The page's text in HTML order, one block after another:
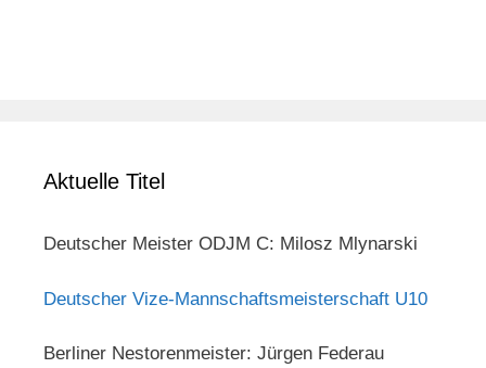
Aktuelle Titel
Deutscher Meister ODJM C: Milosz Mlynarski
Deutscher Vize-Mannschaftsmeisterschaft U10
Berliner Nestorenmeister: Jürgen Federau